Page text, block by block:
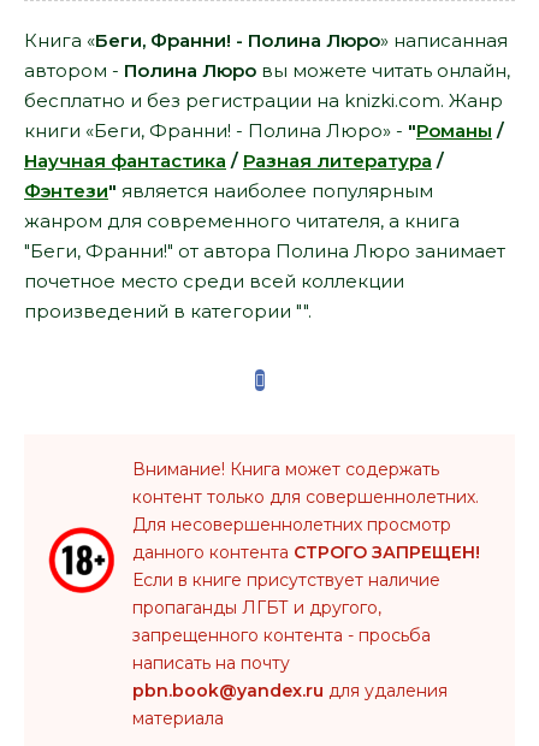
Книга «Беги, Франни! - Полина Люро» написанная
автором - Полина Люро вы можете читать онлайн,
бесплатно и без регистрации на knizki.com. Жанр
книги «Беги, Франни! - Полина Люро» - "Романы /
Научная фантастика / Разная литература /
Фэнтези" является наиболее популярным
жанром для современного читателя, а книга
"Беги, Франни!" от автора Полина Люро занимает
почетное место среди всей коллекции
произведений в категории "".
Внимание! Книга может содержать
контент только для совершеннолетних.
Для несовершеннолетних просмотр
данного контента СТРОГО ЗАПРЕЩЕН!
Если в книге присутствует наличие
пропаганды ЛГБТ и другого,
запрещенного контента - просьба
написать на почту
pbn.book@yandex.ru для удаления
материала